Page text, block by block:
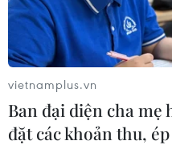
Tăng tốc giải phóng
rộng cao tốc Cam Lộ-La
thành phố Huế
06/08/2026 03:01
vietnamplus.vn
Ban đại diện cha mẹ
đặt các khoản thu,